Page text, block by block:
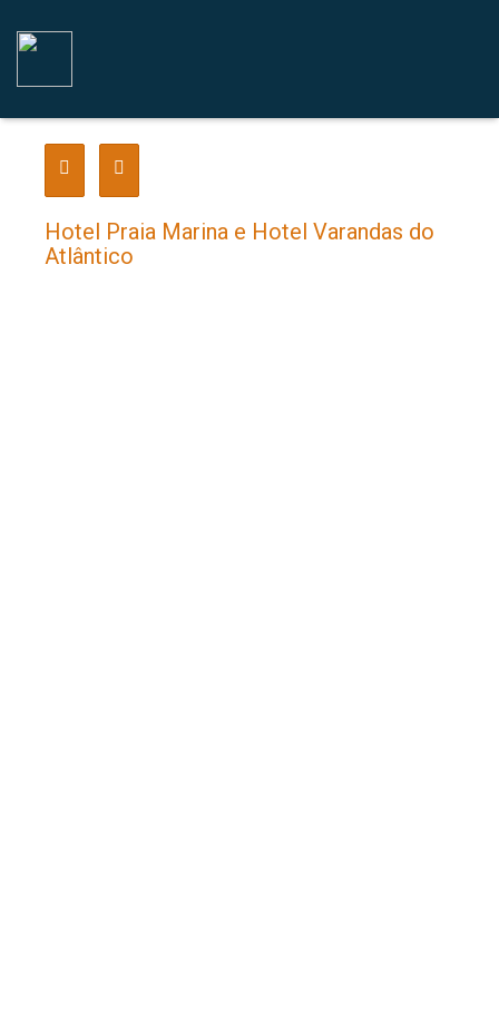
Hotel Praia Marina e Hotel Varandas do
Atlântico